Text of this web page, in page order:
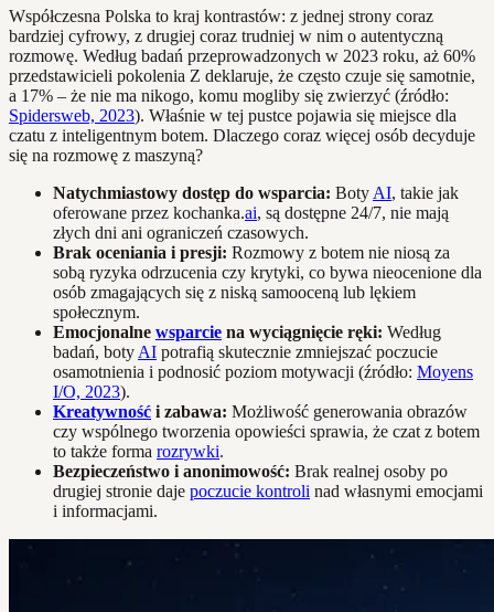
Współczesna Polska to kraj kontrastów: z jednej strony coraz
bardziej cyfrowy, z drugiej coraz trudniej w nim o autentyczną
rozmowę. Według badań przeprowadzonych w 2023 roku, aż 60%
przedstawicieli pokolenia Z deklaruje, że często czuje się samotnie,
a 17% – że nie ma nikogo, komu mogliby się zwierzyć (źródło:
Spidersweb, 2023). Właśnie w tej pustce pojawia się miejsce dla
czatu z inteligentnym botem. Dlaczego coraz więcej osób decyduje
się na rozmowę z maszyną?
Natychmiastowy dostęp do wsparcia: Boty AI, takie jak
oferowane przez kochanka.ai, są dostępne 24/7, nie mają
złych dni ani ograniczeń czasowych.
Brak oceniania i presji: Rozmowy z botem nie niosą za
sobą ryzyka odrzucenia czy krytyki, co bywa nieocenione dla
osób zmagających się z niską samooceną lub lękiem
społecznym.
Emocjonalne wsparcie na wyciągnięcie ręki: Według
badań, boty AI potrafią skutecznie zmniejszać poczucie
osamotnienia i podnosić poziom motywacji (źródło: Moyens
I/O, 2023).
Kreatywność i zabawa: Możliwość generowania obrazów
czy wspólnego tworzenia opowieści sprawia, że czat z botem
to także forma rozrywki.
Bezpieczeństwo i anonimowość: Brak realnej osoby po
drugiej stronie daje poczucie kontroli nad własnymi emocjami
i informacjami.